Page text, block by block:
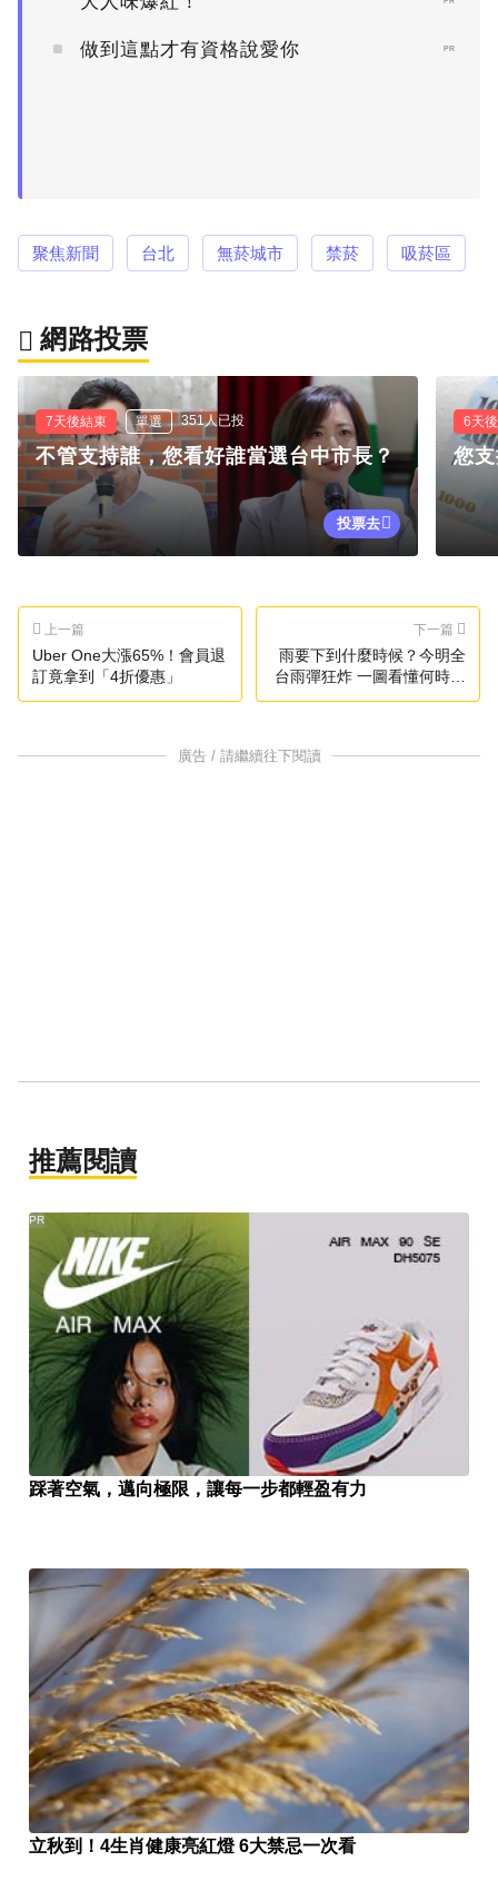
做到這點才有資格說愛你 PR
聚焦新聞 台北 無菸城市 禁菸 吸菸區
網路投票
7天後結束 單選 351人已投
不管支持誰，您看好誰當選台中市長？
投票去
6天
您
上一篇
Uber One大漲65%！會員退
訂竟拿到「4折優惠」
下一篇
雨要下到什麼時候？今明全
台雨彈狂炸 一圖看懂何時放
晴
廣告 / 請繼續往下閱讀
推薦閱讀
踩著空氣，邁向極限，讓每一步都輕盈有力
PR
立秋到！4生肖健康亮紅燈 6大禁忌一次看